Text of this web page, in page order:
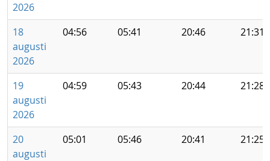
2026
18
augusti
2026
04:56 05:41 20:46 21:31
19
augusti
2026
04:59 05:43 20:44 21:28
20
augusti
05:01 05:46 20:41 21:25